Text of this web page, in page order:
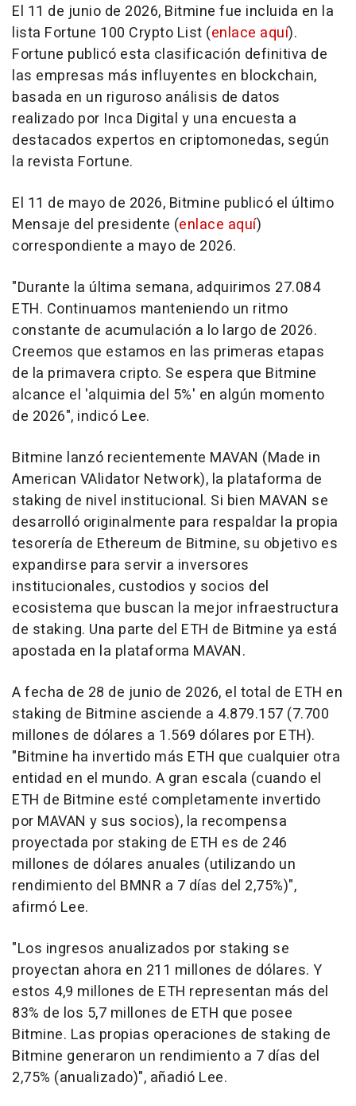
El 11 de junio de 2026, Bitmine fue incluida en la
lista Fortune 100 Crypto List (enlace aquí).
Fortune publicó esta clasificación definitiva de
las empresas más influyentes en blockchain,
basada en un riguroso análisis de datos
realizado por Inca Digital y una encuesta a
destacados expertos en criptomonedas, según
la revista Fortune.
El 11 de mayo de 2026, Bitmine publicó el último
Mensaje del presidente (enlace aquí)
correspondiente a mayo de 2026.
"Durante la última semana, adquirimos 27.084
ETH. Continuamos manteniendo un ritmo
constante de acumulación a lo largo de 2026.
Creemos que estamos en las primeras etapas
de la primavera cripto. Se espera que Bitmine
alcance el 'alquimia del 5%' en algún momento
de 2026", indicó Lee.
Bitmine lanzó recientemente MAVAN (Made in
American VAlidator Network), la plataforma de
staking de nivel institucional. Si bien MAVAN se
desarrolló originalmente para respaldar la propia
tesorería de Ethereum de Bitmine, su objetivo es
expandirse para servir a inversores
institucionales, custodios y socios del
ecosistema que buscan la mejor infraestructura
de staking. Una parte del ETH de Bitmine ya está
apostada en la plataforma MAVAN.
A fecha de 28 de junio de 2026, el total de ETH en
staking de Bitmine asciende a 4.879.157 (7.700
millones de dólares a 1.569 dólares por ETH).
"Bitmine ha invertido más ETH que cualquier otra
entidad en el mundo. A gran escala (cuando el
ETH de Bitmine esté completamente invertido
por MAVAN y sus socios), la recompensa
proyectada por staking de ETH es de 246
millones de dólares anuales (utilizando un
rendimiento del BMNR a 7 días del 2,75%)",
afirmó Lee.
"Los ingresos anualizados por staking se
proyectan ahora en 211 millones de dólares. Y
estos 4,9 millones de ETH representan más del
83% de los 5,7 millones de ETH que posee
Bitmine. Las propias operaciones de staking de
Bitmine generaron un rendimiento a 7 días del
2,75% (anualizado)", añadió Lee.